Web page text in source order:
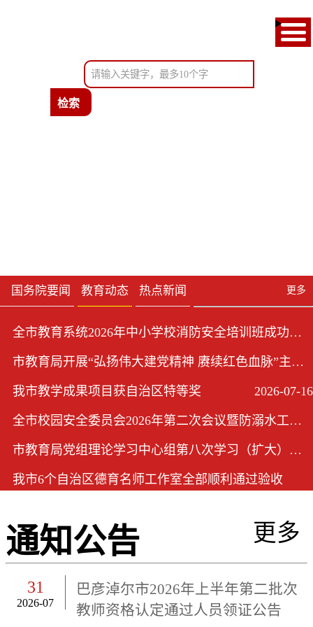
办事服务
国务院要闻 教育动态 更多
热点新闻
全市教育系统2026年中小学校消防安全培训班成功举办
2026-08-04
市教育局开展“弘扬伟大建党精神 赓续红色血脉”主题党日活动
2026-07-17
我市教学成果项目获自治区特等奖 2026-07-16
全市校园安全委员会2026年第二次会议暨防溺水工作会议在市教育局召开
2026-07-03
市教育局党组理论学习中心组第八次学习（扩大）会议召开
2026-06-24
我市6个自治区德育名师工作室全部顺利通过验收
通知公告 更多
31
2026-07
巴彦淖尔市2026年上半年第二批次
教师资格认定通过人员领证公告